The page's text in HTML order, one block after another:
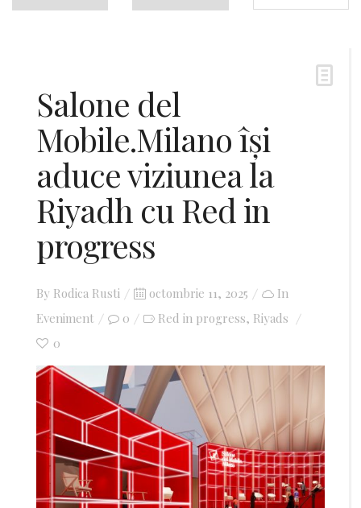
Salone del
Mobile.Milano își
aduce viziunea la
Riyadh cu Red in
progress
By Rodica Rusti
Posted
on
octombrie 11, 2025
In
Eveniment
0 Red in progress, Riyads
0